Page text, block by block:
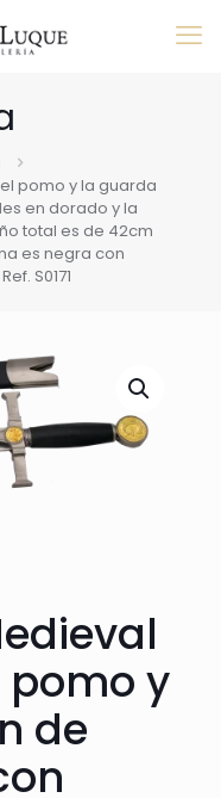
pomo y la guarda
en dorado y la
total es de 42cm
es negra con
S0171
y
de